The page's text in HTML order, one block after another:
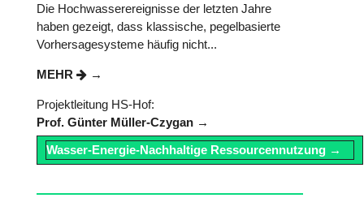
Die Hochwasserereignisse der letzten Jahre
haben gezeigt, dass klassische, pegelbasierte
Vorhersagesysteme häufig nicht...
MEHR
Projektleitung HS-Hof:
Prof. Günter Müller-Czygan
Wasser-Energie-Nachhaltige Ressourcennutzung